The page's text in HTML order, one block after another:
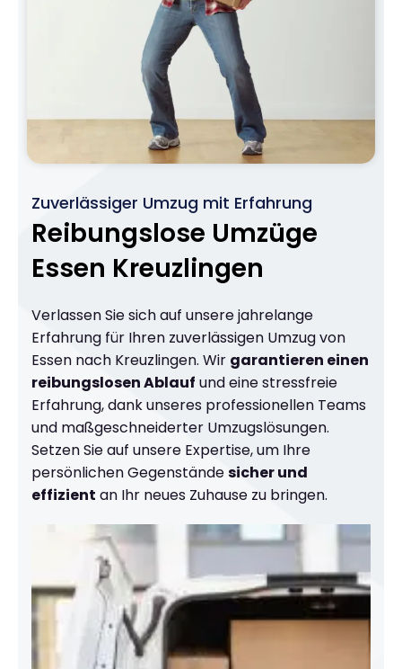
Zuverlässiger Umzug mit Erfahrung
Reibungslose Umzüge
Essen Kreuzlingen
Verlassen Sie sich auf unsere jahrelange
Erfahrung für Ihren zuverlässigen Umzug von
Essen nach Kreuzlingen. Wir garantieren einen
reibungslosen Ablauf und eine stressfreie
Erfahrung, dank unseres professionellen Teams
und maßgeschneiderter Umzugslösungen.
Setzen Sie auf unsere Expertise, um Ihre
persönlichen Gegenständesicher und
effizient an Ihr neues Zuhause zu bringen.